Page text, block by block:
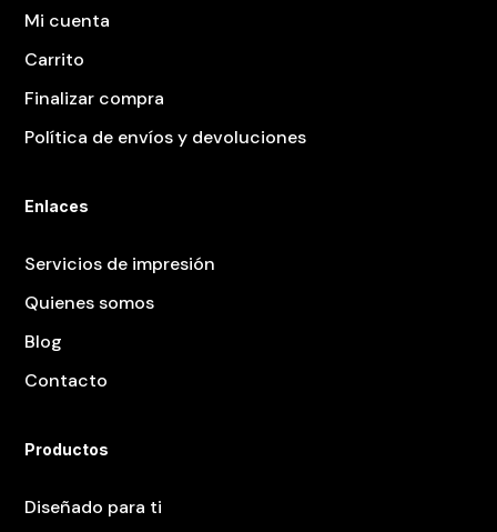
Mi cuenta
Carrito
Finalizar compra
Política de envíos y devoluciones
Enlaces
Servicios de impresión
Quienes somos
Blog
Contacto
Productos
Diseñado para ti